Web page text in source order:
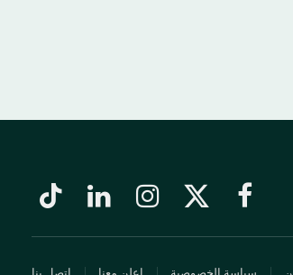
فيسبوك الانستغراملينكدإن تيكتوك